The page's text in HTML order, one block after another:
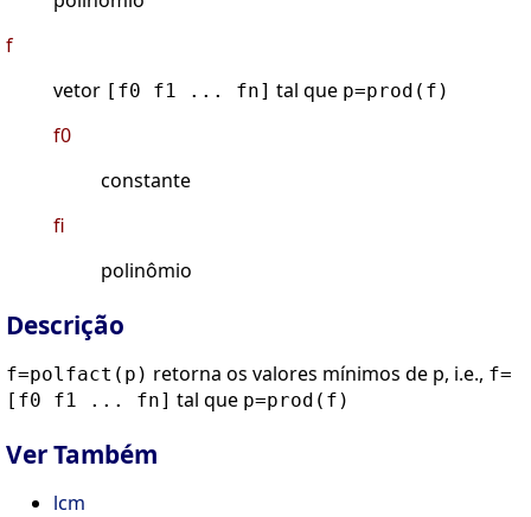
f
vetor [f0 f1 ... fn] tal que p=prod(f)
f0
constante
fi
polinômio
Descrição
f=polfact(p) retorna os valores mínimos de p, i.e., f=
[f0 f1 ... fn] tal que p=prod(f)
Ver Também
lcm